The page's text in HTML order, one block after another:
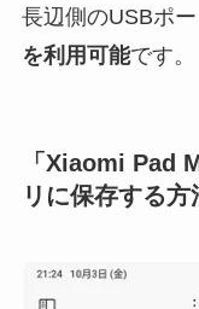
長辺側のUSBポ
を利用可能です。
「Xiaomi Pad
リに保存する方